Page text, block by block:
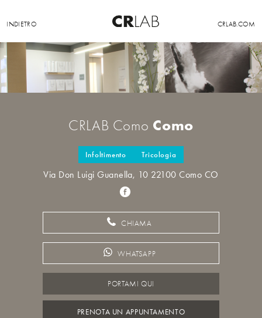
INDIETRO CRLAB.COM
CRLAB Como Como
Infoltimento Tricologia
Via Don Luigi Guanella, 10 22100 Como CO
CHIAMA
WHATSAPP
PORTAMI QUI
PRENOTA UN APPUNTAMENTO